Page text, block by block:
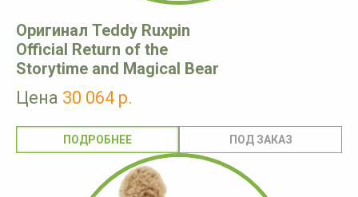
Оригинал Teddy Ruxpin
Official Return of the
Storytime and Magical Bear
Цена 30 064 р.
ПОДРОБНЕЕ